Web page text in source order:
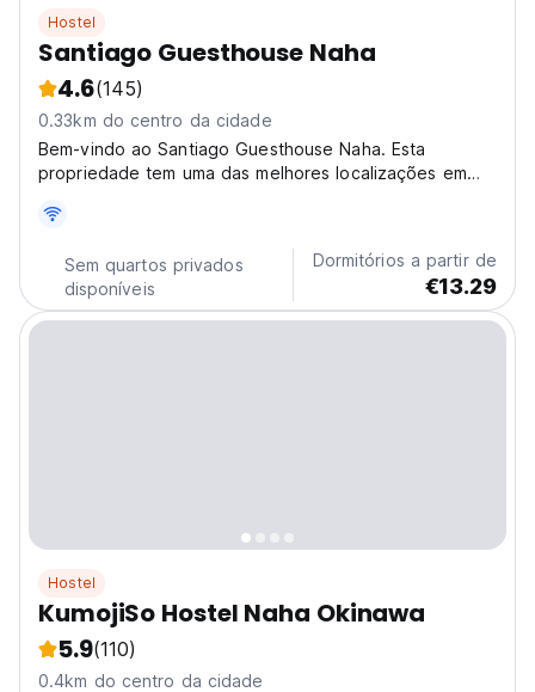
Hostel
Santiago Guesthouse Naha
4.6(145)
0.33km do centro da cidade
Bem-vindo ao Santiago Guesthouse Naha. Esta
propriedade tem uma das melhores localizações em
conosco.
Sem quartos privados
disponíveis
Dormitórios a partir de
€13.29
Hostel
KumojiSo Hostel Naha Okinawa
5.9(110)
0.4km do centro da cidade